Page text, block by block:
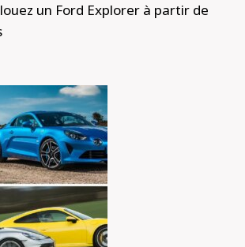
un Ford Explorer à partir de